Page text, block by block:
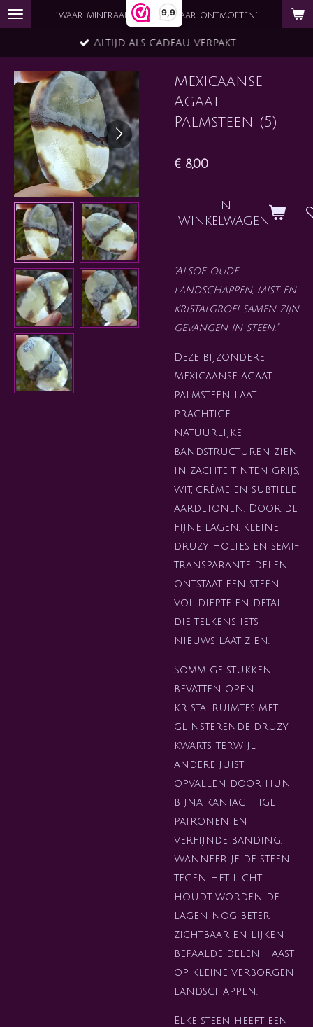
9,9
Ga
de
hoofdinhoud
`waar mineraal en ziel elkaar ontmoeten´
Altijd als cadeau verpakt
Mexicaanse
Agaat
Palmsteen (5)
€ 8,00
In
winkelwagen
"Alsof oude
landschappen, mist en
kristalgroei samen zijn
gevangen in steen."
Deze bijzondere
Mexicaanse agaat
palmsteen laat
prachtige
natuurlijke
bandstructuren zien
in zachte tinten grijs,
wit, crème en subtiele
aardetonen. Door de
fijne lagen, kleine
druzy holtes en semi-
transparante delen
ontstaat een steen
vol diepte en detail
die telkens iets
nieuws laat zien.
Sommige stukken
bevatten open
kristalruimtes met
glinsterende druzy
kwarts, terwijl
andere juist
opvallen door hun
bijna kantachtige
patronen en
verfijnde banding.
Wanneer je de steen
tegen het licht
houdt worden de
lagen nog beter
zichtbaar en lijken
bepaalde delen haast
op kleine verborgen
landschappen.
Elke steen heeft een